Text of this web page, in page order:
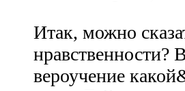
Итак, можно
нравственности?
вероучение